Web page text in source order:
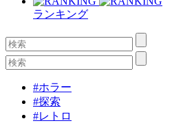
ランキング
#ホラー
#探索
#レトロ